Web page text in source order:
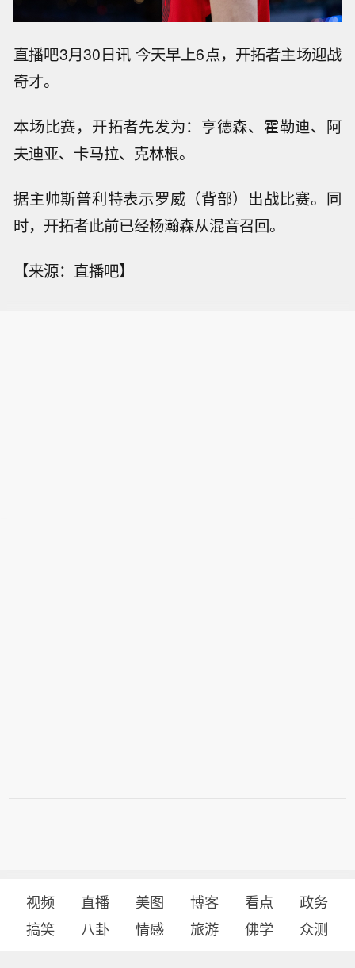
直播吧3月30日讯 今天早上6点，开拓者主场迎战
奇才。
本场比赛，开拓者先发为：亨德森、霍勒迪、阿
夫迪亚、卡马拉、克林根。
据主帅斯普利特表示罗威（背部）出战比赛。同
时，开拓者此前已经杨瀚森从混音召回。
【来源：直播吧】
视频 直播 美图 博客 看点
政务
搞笑
八卦 情感 旅游 佛学 众测